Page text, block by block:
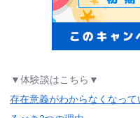
▼体験談はこちら▼
存在意義がわからなくなっ